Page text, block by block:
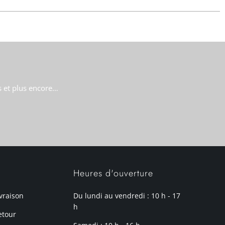
et plus encore…
Heures d'ouverture
Du lundi au vendredi : 10 h - 17
h